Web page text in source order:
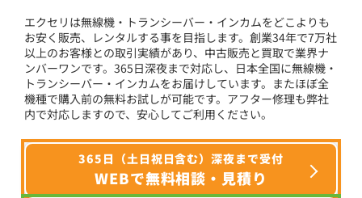
エクセリは無線機・トランシーバー・インカムをどこよりも
お安く販売、レンタルする事を目指します。創業34年で7万社
以上のお客様との取引実績があり、中古販売と買取で業界ナ
ンバーワンです。365日深夜まで対応し、日本全国に無線機・
トランシーバー・インカムをお届けしています。またほぼ全
機種で購入前の無料お試しが可能です。アフター修理も弊社
内で対応しますので、安心してご利用ください。
365日（土日祝日含む）深夜まで受付
WEBで無料相談・見積り